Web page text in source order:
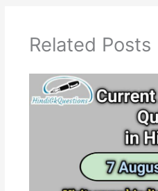
Related Posts